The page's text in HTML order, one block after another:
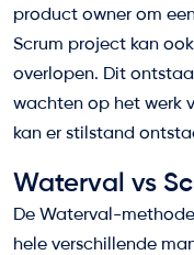
product owner om
Scrum project kan
overlopen. Dit
wachten op het werk
kan er stilstand
Waterval vs
De Waterval-
hele verschillende